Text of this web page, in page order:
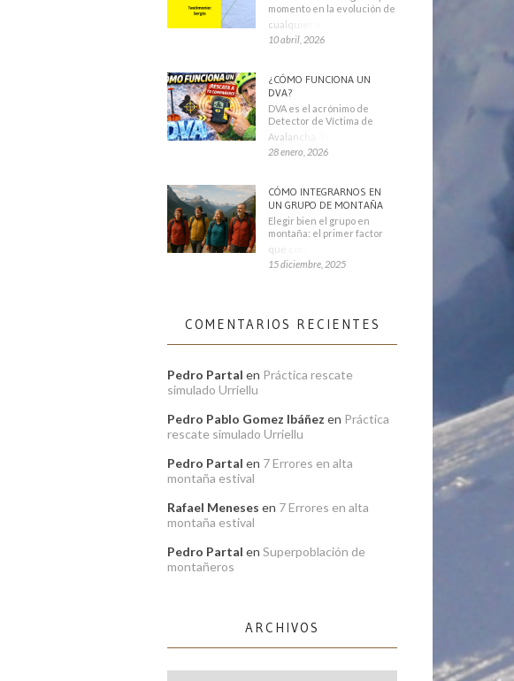
momento en la evolución de
cualquier montañero
10 abril, 2026
¿CÓMO FUNCIONA UN
DVA?
DVA es el acrónimo de
Detector de Víctima de
Avalancha. También se
28 enero, 2026
CÓMO INTEGRARNOS EN
UN GRUPO DE MONTAÑA
Elegir bien el grupo en
montaña: el primer factor
que condiciona tu
15 diciembre, 2025
COMENTARIOS RECIENTES
Pedro Partal en Práctica rescate
simulado Urriellu
Pedro Pablo Gomez Ibáñez en Práctica
rescate simulado Urriellu
Pedro Partal en 7 Errores en alta
montaña estival
Rafael Meneses en 7 Errores en alta
montaña estival
Pedro Partal en Superpoblación de
montañeros
ARCHIVOS